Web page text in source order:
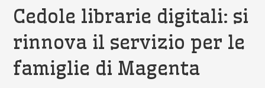
Cedole librarie digitali: si
rinnova il servizio per le
famiglie di Magenta